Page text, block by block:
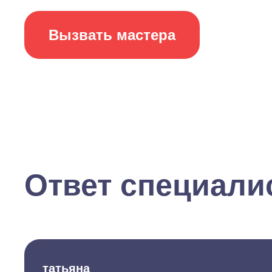
Вызвать мастера
Ответ
татьяна